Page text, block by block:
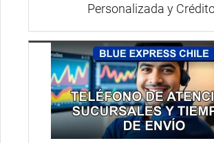
Personalizada y